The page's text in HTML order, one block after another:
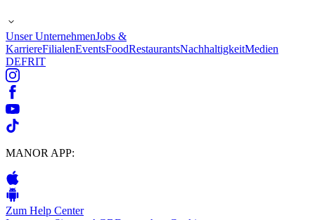
Unser UnternehmenJobs &
KarriereFilialenEventsFoodRestaurantsNachhaltigkeitMedien
DEFRIT
MANOR APP:
Zum Help Center